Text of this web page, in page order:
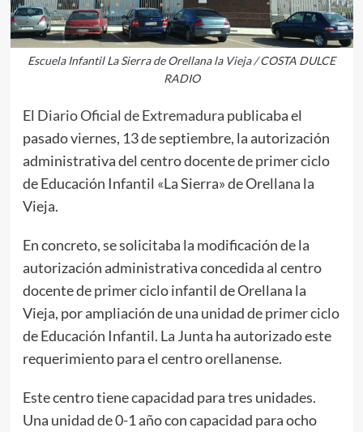
Escuela Infantil La Sierra de Orellana la Vieja / COSTA DULCE
RADIO
El Diario Oficial de Extremadura publicaba el
pasado viernes, 13 de septiembre, la autorización
administrativa del centro docente de primer ciclo
de Educación Infantil «La Sierra» de Orellana la
Vieja.
En concreto, se solicitaba la modificación de la
autorización administrativa concedida al centro
docente de primer ciclo infantil de Orellana la
Vieja, por ampliación de una unidad de primer ciclo
de Educación Infantil. La Junta ha autorizado este
requerimiento para el centro orellanense.
Este centro tiene capacidad para tres unidades.
Una unidad de 0-1 año con capacidad para ocho